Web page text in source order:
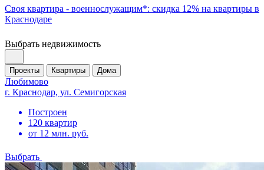
Своя квартира - военнослужащим*: скидка 12% на квартиры в
Краснодаре
Выбрать недвижимость
Проекты Квартиры Дома
Любимово
г. Краснодар, ул. Семигорская
Построен
120 квартир
от 12 млн. руб.
Выбрать